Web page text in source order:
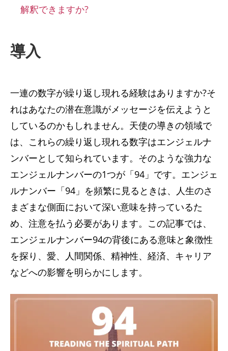
解釈できますか?
導入
一連の数字が繰り返し現れる経験はありますか?そ
れはあなたの潜在意識がメッセージを伝えようと
しているのかもしれません。天使の導きの領域で
は、これらの繰り返し現れる数字はエンジェルナ
ンバーとして知られています。そのような強力な
エンジェルナンバーの1つが「94」です。エンジェ
ルナンバー「94」を頻繁に見るときは、人生のさ
まざまな側面において深い意味を持っているた
め、注意を払う必要があります。この記事では、
エンジェルナンバー94の背後にある意味と象徴性
を探り、愛、人間関係、精神性、経済、キャリア
などへの影響を明らかにします。